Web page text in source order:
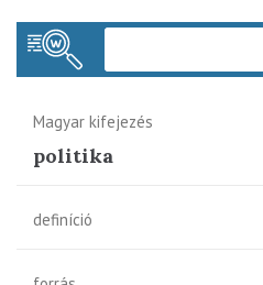
Magyar kifejezés
politika
definíció